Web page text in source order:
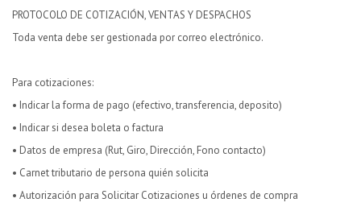
PROTOCOLO DE COTIZACIÓN, VENTAS Y DESPACHOS
Toda venta debe ser gestionada por correo electrónico.
Para cotizaciones:
• Indicar la forma de pago (efectivo, transferencia, deposito)
• Indicar si desea boleta o factura
• Datos de empresa (Rut, Giro, Dirección, Fono contacto)
• Carnet tributario de persona quién solicita
• Autorización para Solicitar Cotizaciones u órdenes de compra